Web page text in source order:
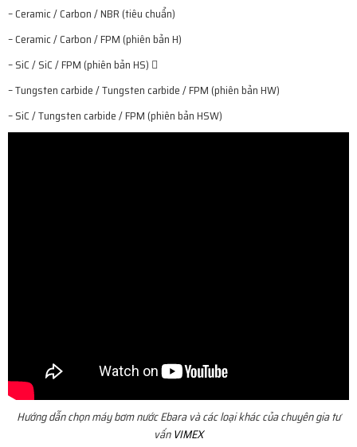
– Ceramic / Carbon / NBR (tiêu chuẩn)
– Ceramic / Carbon / FPM (phiên bản H)
– SiC / SiC / FPM (phiên bản HS) 
– Tungsten carbide / Tungsten carbide / FPM (phiên bản HW)
– SiC / Tungsten carbide / FPM (phiên bản HSW)
Hướng dẫn chọn máy bơm nước Ebara và các loại khác của chuyên gia tư
vấnVIMEX